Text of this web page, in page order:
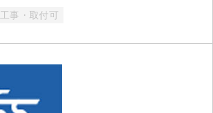
工事・取付可